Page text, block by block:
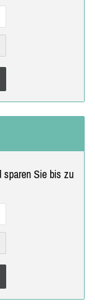
sparen Sie bis zu